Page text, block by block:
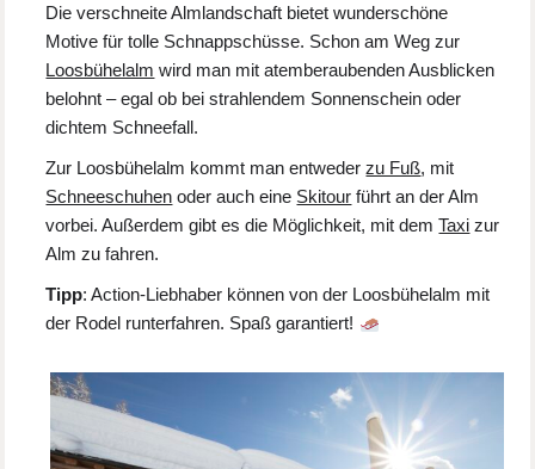
Die verschneite Almlandschaft bietet wunderschöne
Motive für tolle Schnappschüsse. Schon am Weg zur
Loosbühelalm wird man mit atemberaubenden Ausblicken
belohnt – egal ob bei strahlendem Sonnenschein oder
dichtem Schneefall.
Zur Loosbühelalm kommt man entwederzu Fuß, mit
Schneeschuhen oder auch eine Skitour führt an der Alm
vorbei. Außerdem gibt es die Möglichkeit, mit demTaxi zur
Alm zu fahren.
Tipp: Action-Liebhaber können von der Loosbühelalm mit
der Rodel runterfahren. Spaß garantiert!